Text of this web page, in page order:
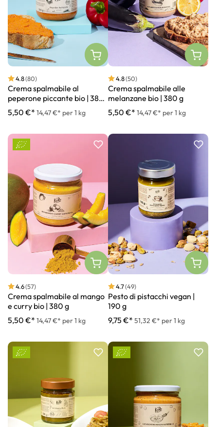
4.8(80)
Crema spalmabile al
peperone piccante bio | 380
g
5,50 €* 14,47 €* per 1 kg
4.8(50)
Crema spalmabile alle
melanzane bio | 380 g
5,50 €* 14,47 €* per 1 kg
4.6(57)
Crema spalmabile al mango
e curry bio | 380 g
5,50 €* 14,47 €* per 1 kg
4.7(49)
Pesto di pistacchi vegan |
190 g
9,75 €* 51,32 €* per 1 kg